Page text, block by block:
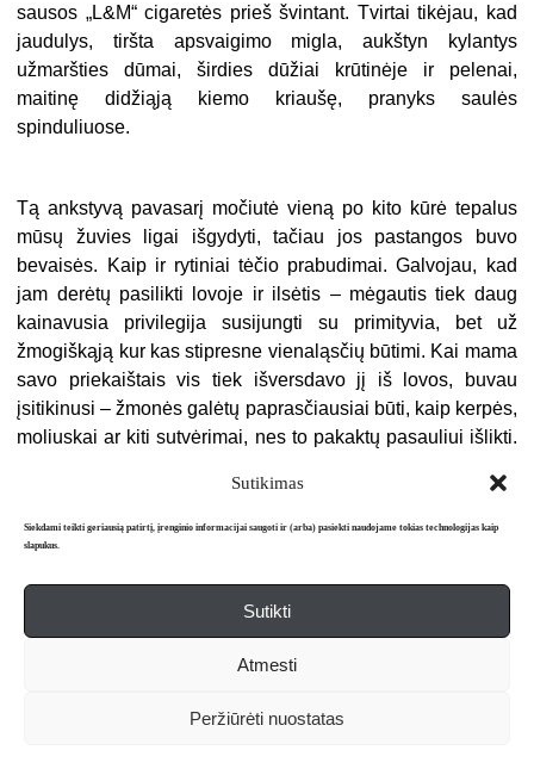
Sutikimas
Siekdami teikti geriausią patirtį, įrenginio informacijai saugoti ir (arba) pasiekti naudojame tokias technologijas kaip
slapukus.
Sutikti
Atmesti
Peržiūrėti nuostatas
sausos „L&M“ cigaretės prieš švintant. Tvirtai tikėjau, kad
jaudulys, tiršta apsvaigimo migla, aukštyn kylantys
užmaršties dūmai, širdies dūžiai krūtinėje ir pelenai,
maitinę didžiąją kiemo kriaušę, pranyks saulės
spinduliuose.
Tą ankstyvą pavasarį močiutė vieną po kito kūrė tepalus
mūsų žuvies ligai išgydyti, tačiau jos pastangos buvo
bevaisės. Kaip ir rytiniai tėčio prabudimai. Galvojau, kad
jam derėtų pasilikti lovoje ir ilsėtis – mėgautis tiek daug
kainavusia privilegija susijungti su primityvia, bet už
žmogiškąją kur kas stipresne vienaląsčių būtimi. Kai mama
savo priekaištais vis tiek išversdavo jį iš lovos, buvau
įsitikinusi – žmonės galėtų paprasčiausiai būti, kaip kerpės,
moliuskai ar kiti sutvėrimai, nes to pakaktų pasauliui išlikti.
dažytais ir prie šaknų nuaugusiais plaukais, mama pradėjo
platinti kosmetiką. Rinkinius iš katalogo blizgiais viršeliais
ir spalvotais puslapiais su vienu rankos judesiu
išstumiamais lūpdažiais, kreminiais akių šešėliais ir
šampano spalvos mineralinėmis veido pudromis
pristatydavo moterims, gyvenančioms prašmatniuose
naujos statybos namuose arba butuose plačiais